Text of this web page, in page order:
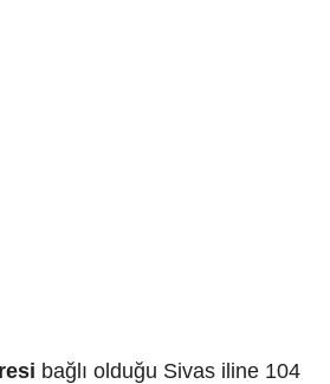
bağlı olduğu Sivas iline 104